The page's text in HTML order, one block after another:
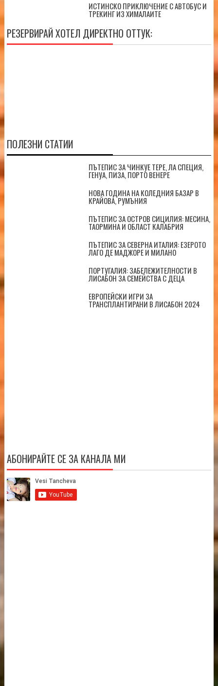
ИСТИНСКО ПРИКЛЮЧЕНИЕ С АВТОБУС И
ТРЕКИНГ ИЗ ХИМАЛАИТЕ
РЕЗЕРВИРАЙ ХОТЕЛ ДИРЕКТНО ОТТУК:
ПОЛЕЗНИ СТАТИИ
ПЪТЕПИС ЗА ЧИНКУЕ ТЕРЕ, ЛА СПЕЦИЯ,
ГЕНУА, ПИЗА, ПОРТО ВЕНЕРЕ
НОВА ГОДИНА НА КОЛЕДНИЯ БАЗАР В
КРАЙОВА, РУМЪНИЯ
ПЪТЕПИС ЗА ОСТРОВ СИЦИЛИЯ: МЕСИНА,
ТАОРМИНА И ОБЛАСТ КАЛАБРИЯ
ПЪТЕПИС ЗА СЕВЕРНА ИТАЛИЯ: ЕЗЕРОТО
ЛАГО ДЕ МАДЖОРЕ И МИЛАНО
ПОРТУГАЛИЯ: ЗАБЕЛЕЖИТЕЛНОСТИ В
ЛИСАБОН ЗА СЕМЕЙСТВА С ДЕЦА
ЕВРОПЕЙСКИ ИГРИ ЗА
ТРАНСПЛАНТИРАНИ В ЛИСАБОН 2024
АБОНИРАЙТЕ СЕ ЗА КАНАЛА МИ